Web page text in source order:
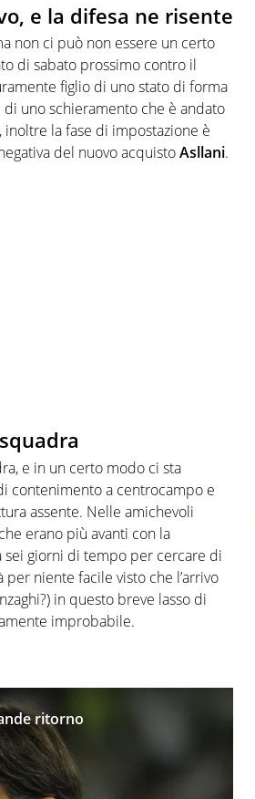
e la difesa ne risente
non ci può non essere un certo
di sabato prossimo contro il
figlio di uno stato di forma
di uno schieramento che è andato
la fase di impostazione è
del nuovo acquistoAsllani.
e in un certo modo ci sta
contenimento a centrocampo e
assente. Nelle amichevoli
erano più avanti con la
sei giorni di tempo per cercare di
niente facile visto che l’arrivo
in questo breve lasso di
improbabile.
ritorno